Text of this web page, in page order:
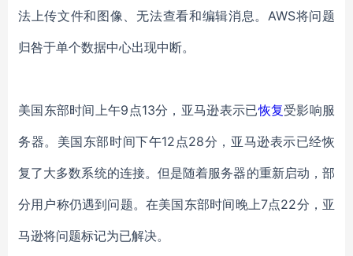
法上传文件和图像、无法查看和编辑消息。AWS将问题
归咎于单个数据中心出现中断。
美国东部时间上午9点13分，亚马逊表示已恢复受影响服
务器。美国东部时间下午12点28分，亚马逊表示已经恢
复了大多数系统的连接。但是随着服务器的重新启动，部
分用户称仍遇到问题。在美国东部时间晚上7点22分，亚
马逊将问题标记为已解决。